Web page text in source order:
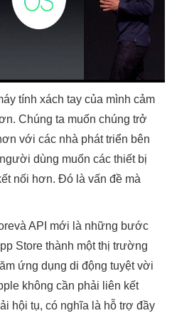
tính xách tay của mình cảm
Chúng ta muốn chúng trở
với các nhà phát triển bên
dùng muốn các thiết bị
nối hơn. Đó là vấn đề mà
API mới là những bước
Store thành một thị trường
ứng dụng di động tuyệt vời
không cần phải liên kết
hội tụ, có nghĩa là hỗ trợ đầy